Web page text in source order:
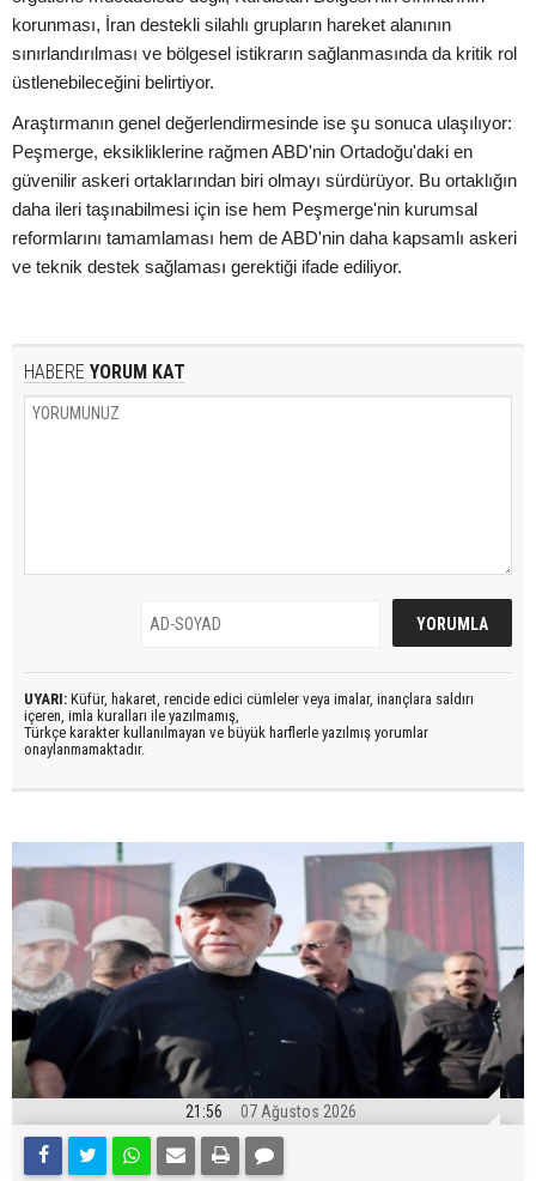
korunması, İran destekli silahlı grupların hareket alanının
sınırlandırılması ve bölgesel istikrarın sağlanmasında da kritik rol
üstlenebileceğini belirtiyor.
Araştırmanın genel değerlendirmesinde ise şu sonuca ulaşılıyor:
Peşmerge, eksikliklerine rağmen ABD'nin Ortadoğu'daki en
güvenilir askeri ortaklarından biri olmayı sürdürüyor. Bu ortaklığın
daha ileri taşınabilmesi için ise hem Peşmerge'nin kurumsal
reformlarını tamamlaması hem de ABD'nin daha kapsamlı askeri
ve teknik destek sağlaması gerektiği ifade ediliyor.
HABERE YORUM KAT
UYARI: Küfür, hakaret, rencide edici cümleler veya imalar, inançlara saldırı
içeren, imla kuralları ile yazılmamış,
Türkçe karakter kullanılmayan ve büyük harflerle yazılmış yorumlar
onaylanmamaktadır.
21:56 07 Ağustos 2026